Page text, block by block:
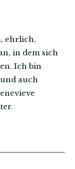
ehrlich,
in dem sich
Ich bin
und auch